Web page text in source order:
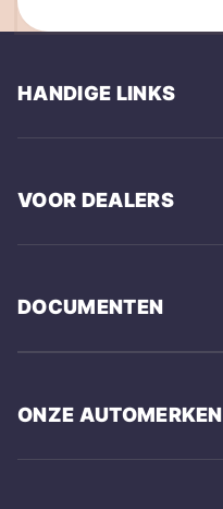
HANDIGE LINKS
VOOR DEALERS
DOCUMENTEN
ONZE AUTOMERKEN